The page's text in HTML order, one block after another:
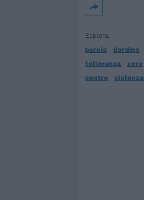
Esplora:
parola
dordine
tolleranza
zero
contro
violenza